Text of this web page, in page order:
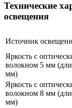
Технические
освещения
Источник
Яркость с
волокном 5 мм
мм)
Яркость с
волокном 8 мм
мм)